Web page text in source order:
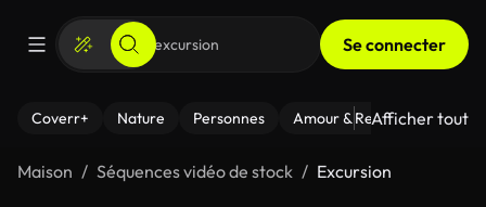
Se connecter
Coverr+ Nature Personnes Amour & Relations Le
Afficher tout
Maison Séquences vidéo de stock Excursion